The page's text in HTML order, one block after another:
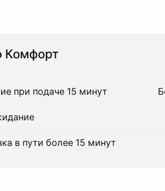
Комфорт
при подаче 15 минут
в пути более 15 минут